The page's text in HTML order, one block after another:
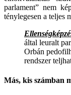
parlament” nem
ténylegesen a teljes
által leuralt
Orbán
rendszer
Más, kis számban